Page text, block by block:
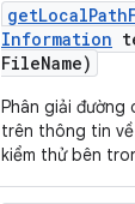
getLocalPath
Information
FileName)
Phân giải
trên thông tin
kiểm thử bên